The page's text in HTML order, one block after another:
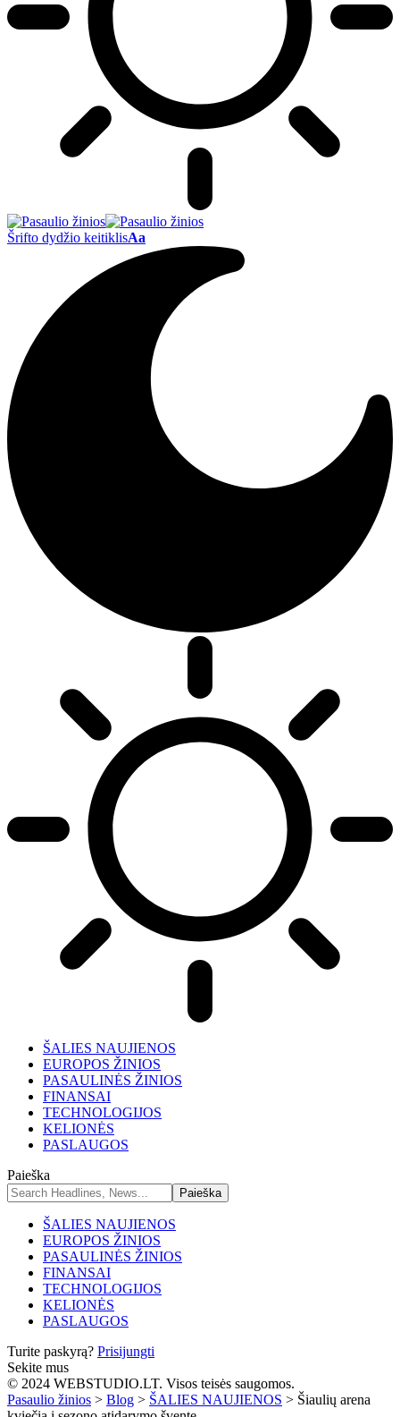
Šrifto dydžio keitiklisAa
ŠALIES NAUJIENOS
EUROPOS ŽINIOS
PASAULINĖS ŽINIOS
FINANSAI
TECHNOLOGIJOS
KELIONĖS
PASLAUGOS
Paieška
ŠALIES NAUJIENOS
EUROPOS ŽINIOS
PASAULINĖS ŽINIOS
FINANSAI
TECHNOLOGIJOS
KELIONĖS
PASLAUGOS
Turite paskyrą? Prisijungti
Sekite mus
© 2024 WEBSTUDIO.LT. Visos teisės saugomos.
Pasaulio žinios > Blog > ŠALIES NAUJIENOS > Šiaulių arena